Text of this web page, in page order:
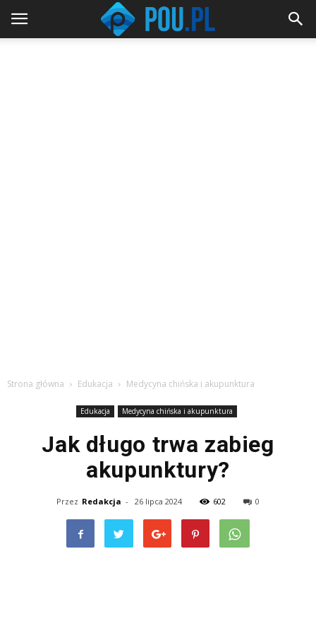
Strona główna Edukacja Medycyna chińska i akupunktura
Edukacja Medycyna chińska i akupunktura
Jak długo trwa zabieg
akupunktury?
Przez Redakcja - 26 lipca 2024 602 0